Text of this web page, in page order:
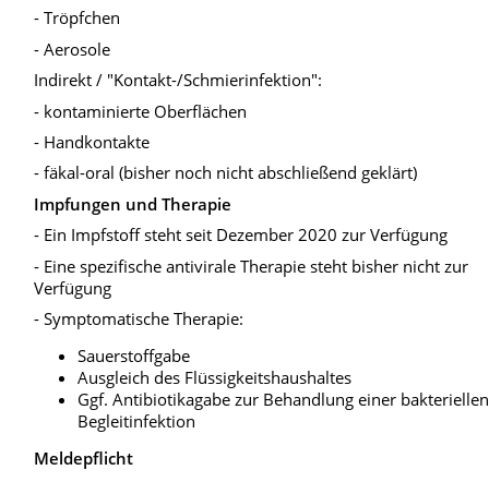
- Tröpfchen
- Aerosole
Indirekt / "Kontakt-/Schmierinfektion":
- kontaminierte Oberflächen
- Handkontakte
- fäkal-oral (bisher noch nicht abschließend geklärt)
Impfungen und Therapie
- Ein Impfstoff steht seit Dezember 2020 zur Verfügung
- Eine spezifische antivirale Therapie steht bisher nicht zur
Verfügung
- Symptomatische Therapie:
Sauerstoffgabe
Ausgleich des Flüssigkeitshaushaltes
Ggf. Antibiotikagabe zur Behandlung einer bakteriellen
Begleitinfektion
Meldepflicht